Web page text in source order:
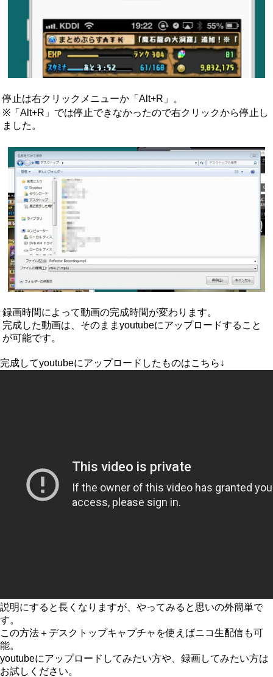
停止は右クリックメニューか「Alt+R」。
※「Alt+R」では停止できなかったので右クリックから停止し
ました。
録画時間によって動画の完成時間が変わります。
完成した動画は、そのままyoutubeにアップロードすること
が可能です。
完成してyoutubeにアップロードしたものはこちら↓
説明にすると長くなりますが、やってみると思いの外簡単で
す。
この方法＋デスクトップキャプチャを使えばニコ生配信も可
能。
youtubeにアップロードしてみたい方や、録画してみたい方は
お試しください。